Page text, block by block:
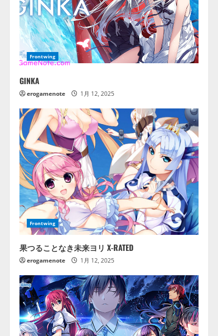
Frontwing
GINKA
erogamenote 1月 12, 2025
Frontwing
果つることなき未来ヨリ X-RATED
erogamenote 1月 12, 2025